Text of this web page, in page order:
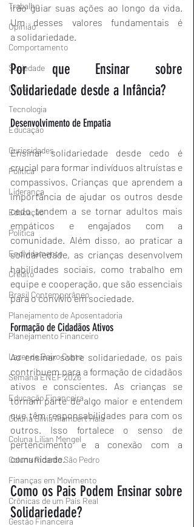
Trabalho
Opinião
Comportamento
Sociedade
Clima
Tecnologia
Educação
Curiosidades
Política
Liderança
Educação
Política
Endividamento
Crédito
Brasil Contemporâneo
Planejamento de Aposentadoria
Planejamento Financeiro
Lazer de Baixo Custo
Semana ENEF 2026
Educação Financeira
Coluna Silvia Alambert Hala
Coluna Lilian Mengel
Coluna Ricardo São Pedro
Finanças em Movimento
Crônicas de um País Real
Gestão Financeira
irão guiar suas ações ao longo da vida.
Um desses valores fundamentais é
a solidariedade.
Por que Ensinar sobre
Solidariedade desde a Infância?
Desenvolvimento de Empatia
Ensinar solidariedade desde cedo é
crucial para formar indivíduos altruístas e
compassivos. Crianças que aprendem a
importância de ajudar os outros desde
cedo tendem a se tornar adultos mais
empáticos e engajados com a
comunidade. Além disso, ao praticar a
solidariedade, as crianças desenvolvem
habilidades sociais, como trabalho em
equipe e cooperação, que são essenciais
para o convívio em sociedade.
Formação de Cidadãos Ativos
Ao ensinar sobre solidariedade, os pais
contribuem para a formação de cidadãos
ativos e conscientes. As crianças se
tornam parte de algo maior e entendem
que têm responsabilidades para com os
outros. Isso fortalece o senso de
pertencimento e a conexão com a
comunidade.
Como os Pais Podem Ensinar sobre
Solidariedade?